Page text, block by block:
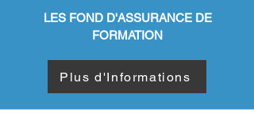
LES FOND D'ASSURANCE DE
FORMATION
Plus d'Informations